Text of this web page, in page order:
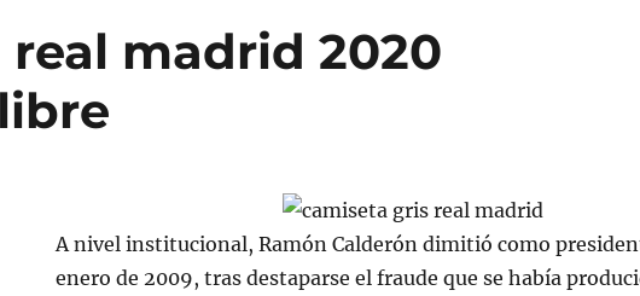
madrid 2020
A nivel institucional, Ramón Calderón dimitió como
enero de 2009, tras destaparse el fraude que se había